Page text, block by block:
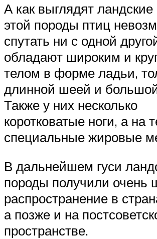
А как выглядят ландские
этой породы птиц
спутать ни с одной
обладают широким и
телом в форме ладьи,
длинной шеей и
Также у них несколько
коротковатые ноги, а на
специальные жировые
В дальнейшем гуси
породы получили очень
распространение в
а позже и на
пространстве.